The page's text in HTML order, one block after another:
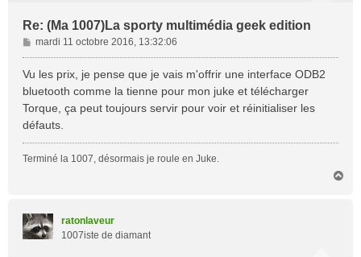
Re: (Ma 1007)La sporty multimédia geek edition
M
e
a
g
e
mardi 11 octobre 2016, 13:32:06
Vu les prix, je pense que je vais m'offrir une interface ODB2
bluetooth comme la tienne pour mon juke et télécharger
Torque, ça peut toujours servir pour voir et réinitialiser les
défauts.
Terminé la 1007, désormais je roule en Juke.
ratonlaveur
1007iste de diamant